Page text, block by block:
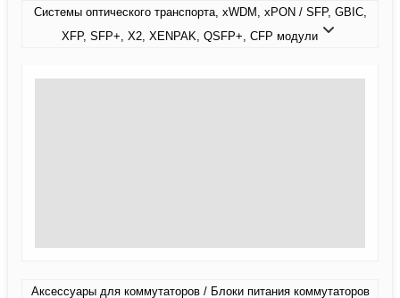
Системы оптического транспорта, xWDM, xPON / SFP, GBIC,
XFP, SFP+, X2, XENPAK, QSFP+, CFP модули
Аксессуары для коммутаторов / Блоки питания коммутаторов